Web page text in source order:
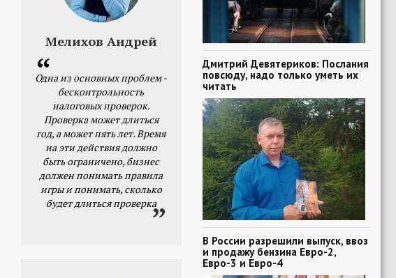
Мелихов Андрей
Одна из основных проблем -
бесконтрольность
налоговых проверок.
Проверка может длиться
год, а может пять лет. Время
на эти действия должно
быть ограничено, бизнес
должен понимать правила
игры и понимать, сколько
будет длиться проверка
Дмитрий Девятериков: Послания
повсюду, надо только уметь их
читать
В России разрешили выпуск, ввоз
и продажу бензина Евро-2,
Евро-3 и Евро-4